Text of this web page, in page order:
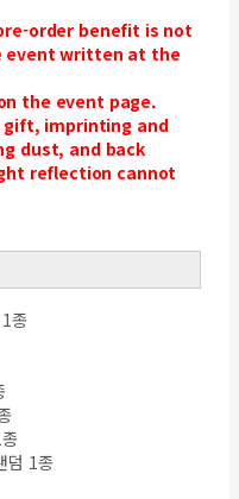
order benefit is not
event written at the
the event page.
gift, imprinting and
dust, and back
reflection cannot
종
덤 1종